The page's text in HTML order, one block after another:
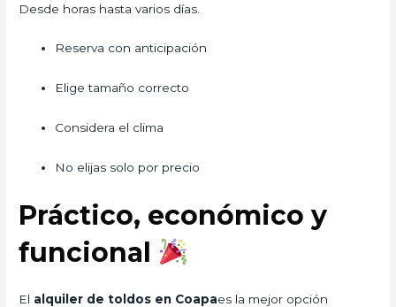
Desde horas hasta varios días.
Reserva con anticipación
Elige tamaño correcto
Considera el clima
No elijas solo por precio
Práctico, económico y
funcional
El alquiler de toldos en Coapaes la mejor opción